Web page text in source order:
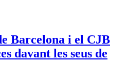
social, ASSESSORA'T!